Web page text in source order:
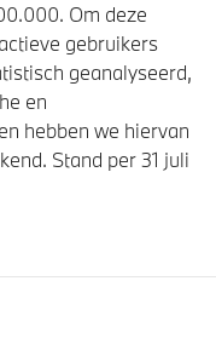
Om deze
gebruikers
geanalyseerd,
en
hebben we hiervan
Stand per 31 juli